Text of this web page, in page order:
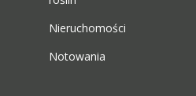
Nieruchomości
Notowania